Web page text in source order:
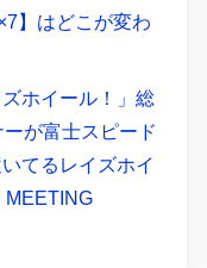
】はどこが変わ
ホイール！」総
が富士スピード
てるレイズホイ
MEETING